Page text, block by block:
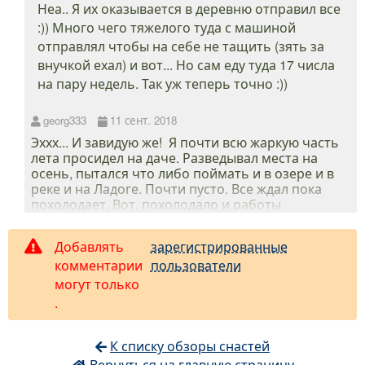
Неа.. Я их оказывается в деревню отправил все
:)) Много чего тяжелого туда с машиной
отправлял чтобы на себе не тащить (зять за
внучкой ехал) и вот... Но сам еду туда 17 числа
на пару недель. Так уж теперь точно :))
georg333 11 сент. 2018
Эххх... И завидую же! Я почти всю жаркую часть
лета просидел на даче. Разведывал места на
осень, пытался что либо поймать и в озере и в
реке и на Ладоге. Почти пусто. Все ждал пока
похолодает. Вот, похолодало и работы
непонятно.
Добавлять
комментарии
могут только
зарегистрированные
пользователи
.
К списку обзоры снастей